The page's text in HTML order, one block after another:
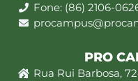
Fone: (86) 2106-
PRO
Rua Rui Barbosa,